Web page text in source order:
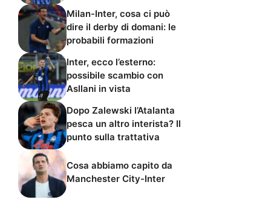
Milan-Inter, cosa ci può
dire il derby di domani: le
probabili formazioni
Inter, ecco l’esterno:
possibile scambio con
Asllani in vista
Dopo Zalewski l’Atalanta
pesca un altro interista? Il
punto sulla trattativa
Cosa abbiamo capito da
Manchester City-Inter